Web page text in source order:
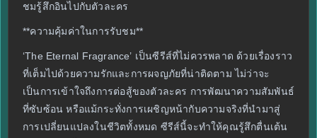
ชมรู้สึกอินไปกับตัวละคร
**ความคุ้มค่าในการรับชม**
‘The Eternal Fragrance’ เป็นซีรีส์ที่ไม่ควรพลาด ด้วยเรื่องราว
ที่เต็มไปด้วยความรักและการผจญภัยที่น่าติดตาม ไม่ว่าจะ
เป็นการเข้าใจถึงการต่อสู้ของตัวละคร การพัฒนาความสัมพันธ์
ที่ซับซ้อน หรือแม้กระทั่งการเผชิญหน้ากับความจริงที่นำมาสู่
การเปลี่ยนแปลงในชีวิตทั้งหมด ซีรีส์นี้จะทำให้คุณรู้สึกตื่นเต้น